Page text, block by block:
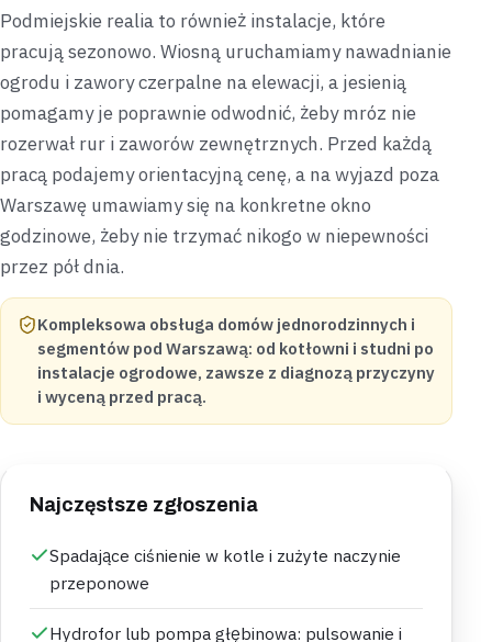
Podmiejskie realia to również instalacje, które
pracują sezonowo. Wiosną uruchamiamy nawadnianie
ogrodu i zawory czerpalne na elewacji, a jesienią
pomagamy je poprawnie odwodnić, żeby mróz nie
rozerwał rur i zaworów zewnętrznych. Przed każdą
pracą podajemy orientacyjną cenę, a na wyjazd poza
Warszawę umawiamy się na konkretne okno
godzinowe, żeby nie trzymać nikogo w niepewności
przez pół dnia.
Kompleksowa obsługa domów jednorodzinnych i
segmentów pod Warszawą: od kotłowni i studni po
instalacje ogrodowe, zawsze z diagnozą przyczyny
i wyceną przed pracą.
Najczęstsze zgłoszenia
Spadające ciśnienie w kotle i zużyte naczynie
przeponowe
Hydrofor lub pompa głębinowa: pulsowanie i